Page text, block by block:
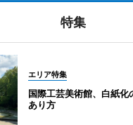
特集
エリア特集
国際工芸美術館、白紙化
あり方